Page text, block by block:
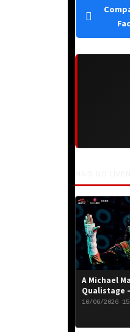
A Michael
Qualistage
10/06/2026